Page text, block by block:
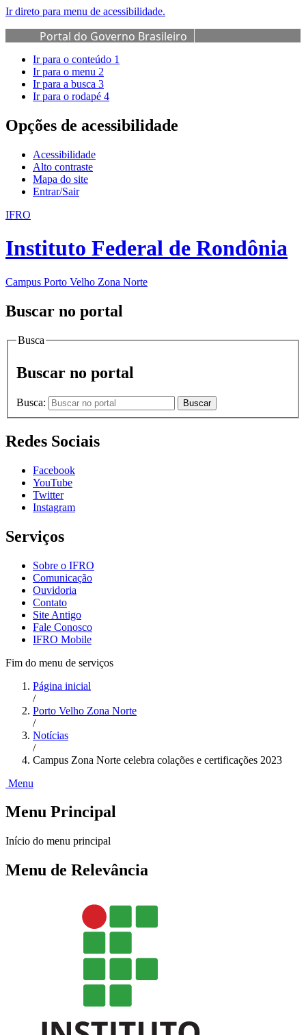
Ir direto para menu de acessibilidade.
Portal do Governo Brasileiro
Ir para o conteúdo 1
Ir para o menu 2
Ir para a busca 3
Ir para o rodapé 4
Opções de acessibilidade
Acessibilidade
Alto contraste
Mapa do site
Entrar/Sair
IFRO
Instituto Federal de Rondônia
Campus Porto Velho Zona Norte
Buscar no portal
Busca
Buscar no portal
Busca: Buscar
Redes Sociais
Facebook
YouTube
Twitter
Instagram
Serviços
Sobre o IFRO
Comunicação
Ouvidoria
Contato
Site Antigo
Fale Conosco
IFRO Mobile
Fim do menu de serviços
Página inicial
/
Porto Velho Zona Norte
/
Notícias
/
Campus Zona Norte celebra colações e certificações 2023
Menu
Menu Principal
Início do menu principal
Menu de Relevância